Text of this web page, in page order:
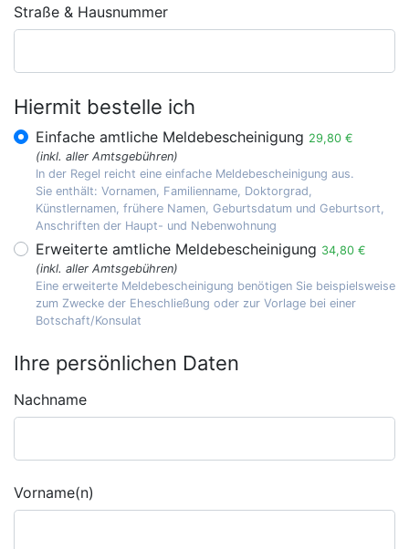
Straße & Hausnummer
Hiermit bestelle ich
Einfache amtliche Meldebescheinigung 29,80 €
(inkl. aller Amtsgebühren)
In der Regel reicht eine einfache Meldebescheinigung aus.
Sie enthält: Vornamen, Familienname, Doktorgrad,
Künstlernamen, frühere Namen, Geburtsdatum und Geburtsort,
Anschriften der Haupt- und Nebenwohnung
Erweiterte amtliche Meldebescheinigung 34,80 €
(inkl. aller Amtsgebühren)
Eine erweiterte Meldebescheinigung benötigen Sie beispielsweise
zum Zwecke der Eheschließung oder zur Vorlage bei einer
Botschaft/Konsulat
Ihre persönlichen Daten
Nachname
Vorname(n)